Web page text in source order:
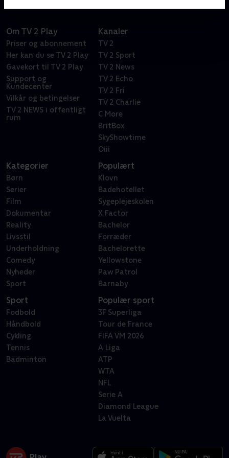
Om TV 2 Play
Priser og abonnement
Her kan du se TV 2 Play
Gavekort til TV 2 Play
Support og
Kundecenter
Vilkår og betingelser
TV 2 NEWS i offentligt
rum
Kanaler
TV 2
TV 2 Sport
TV 2 News
TV 2 Echo
TV 2 Fri
TV 2 Charlie
C More
BritBox
SkyShowtime
Oiii
Kategorier
Børn
Serier
Film
Dokumentar
Reality
Livsstil
Underholdning
Comedy
Nyheder
Sport
Populært
Klovn
Badehotellet
Sygeplejeskolen
X Factor
Bachelor
Forræder
Bachelorette
Yellowstone
Paw Patrol
Barnaby
Sport
Fodbold
Håndbold
Cykling
Tennis
Badminton
Populær sport
3F Superliga
Tour de France
FIFA VM 2026
A Liga
ATP
WTA
NFL
Serie A
Diamond League
La Vuelta